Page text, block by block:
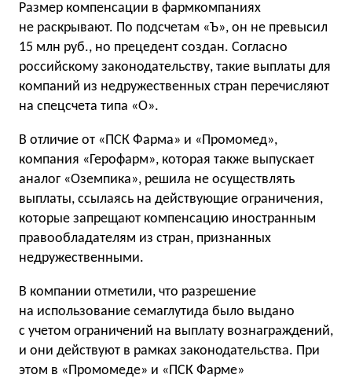
Размер компенсации в фармкомпаниях
не раскрывают. По подсчетам «Ъ», он не превысил
15 млн руб., но прецедент создан. Согласно
российскому законодательству, такие выплаты для
компаний из недружественных стран перечисляют
на спецсчета типа «О».
В отличие от «ПСК Фарма» и «Промомед»,
компания «Герофарм», которая также выпускает
аналог «Оземпика», решила не осуществлять
выплаты, ссылаясь на действующие ограничения,
которые запрещают компенсацию иностранным
правообладателям из стран, признанных
недружественными.
В компании отметили, что разрешение
на использование семаглутида было выдано
с учетом ограничений на выплату вознаграждений,
и они действуют в рамках законодательства. При
этом в «Промомеде» и «ПСК Фарме»